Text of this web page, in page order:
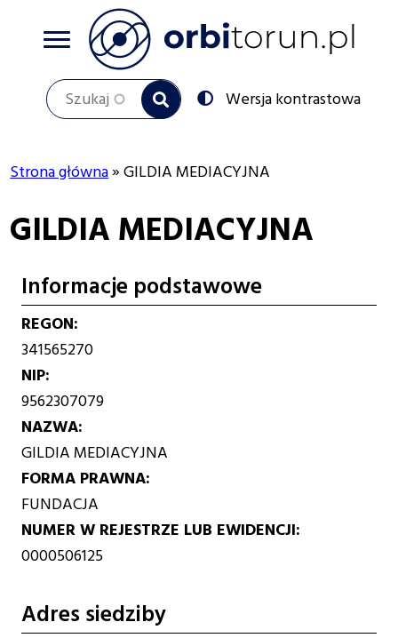
Szukaj
Przełącz
na:
Wersja kontrastowa
nawigacyjna
Strona główna GILDIA MEDIACYJNA
GILDIA MEDIACYJNA
Informacje podstawowe
REGON
341565270
NIP
9562307079
NAZWA
GILDIA MEDIACYJNA
FORMA PRAWNA
FUNDACJA
NUMER W REJESTRZE LUB EWIDENCJI
0000506125
Adres siedziby